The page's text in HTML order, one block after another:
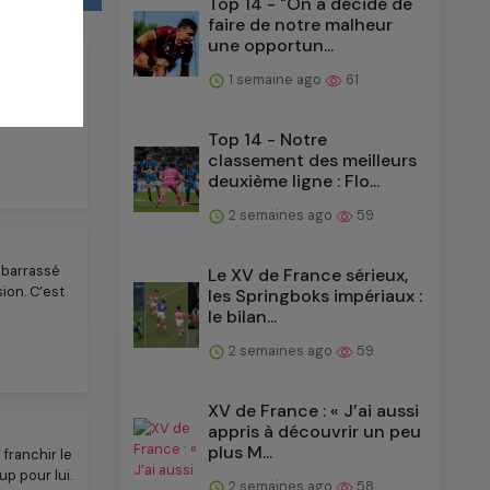
C’est
franchir le
pour lui.
faire de notre malheur
une opportun...
1 semaine ago 61
Top 14 - Notre
classement des meilleurs
deuxième ligne : Flo...
2 semaines ago 59
Le XV de France sérieux,
les Springboks impériaux :
le bilan...
2 semaines ago 59
XV de France : « J’ai aussi
appris à découvrir un peu
plus M...
2 semaines ago 58